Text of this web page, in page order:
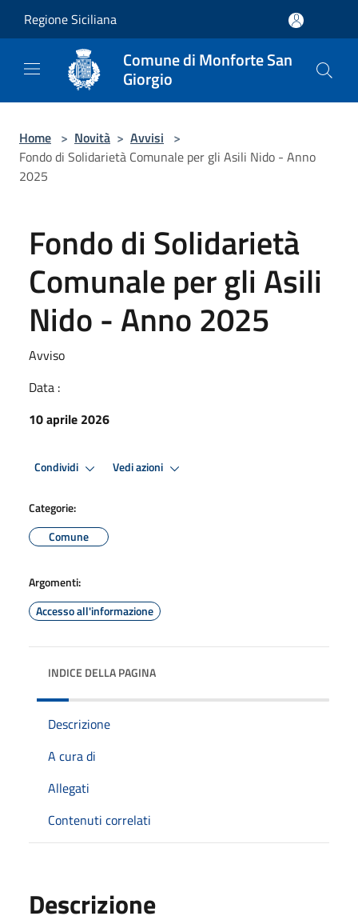
Regione Siciliana
Comune di Monforte San
Giorgio
Home > Novità > Avvisi >
Fondo di Solidarietà Comunale per gli Asili Nido - Anno
2025
Fondo di Solidarietà
Comunale per gli Asili
Nido - Anno 2025
Avviso
Data :
10 aprile 2026
Condividi Vedi azioni
Categorie:
Comune
Argomenti:
Accesso all'informazione
INDICE DELLA PAGINA
Descrizione
A cura di
Allegati
Contenuti correlati
Descrizione